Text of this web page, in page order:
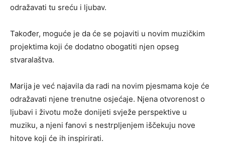
odražavati tu sreću i ljubav.
Također, moguće je da će se pojaviti u novim muzičkim
projektima koji će dodatno obogatiti njen opseg
stvaralaštva.
Marija je već najavila da radi na novim pjesmama koje će
odražavati njene trenutne osjećaje. Njena otvorenost o
ljubavi i životu može donijeti svježe perspektive u
muziku, a njeni fanovi s nestrpljenjem iščekuju nove
hitove koji će ih inspirirati.